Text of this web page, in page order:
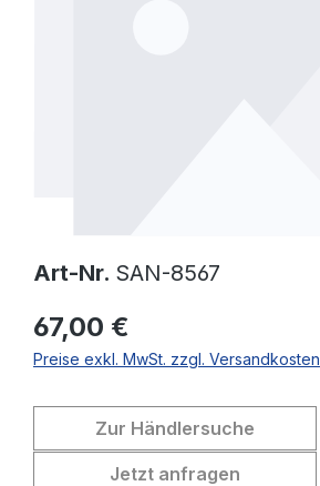
Art-Nr. SAN-8567
67,00 €
Preise exkl. MwSt. zzgl. Versandkosten
Zur Händlersuche
Jetzt anfragen